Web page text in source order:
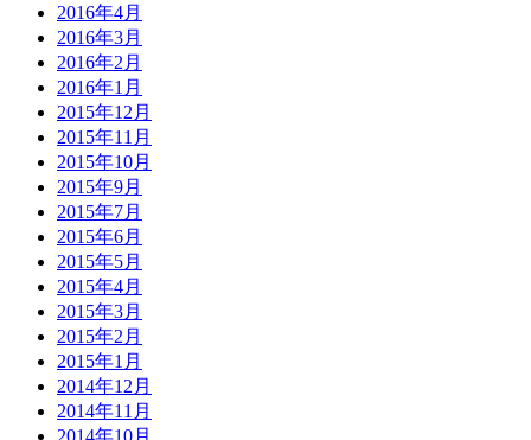
2016年4月
2016年3月
2016年2月
2016年1月
2015年12月
2015年11月
2015年10月
2015年9月
2015年7月
2015年6月
2015年5月
2015年4月
2015年3月
2015年2月
2015年1月
2014年12月
2014年11月
2014年10月